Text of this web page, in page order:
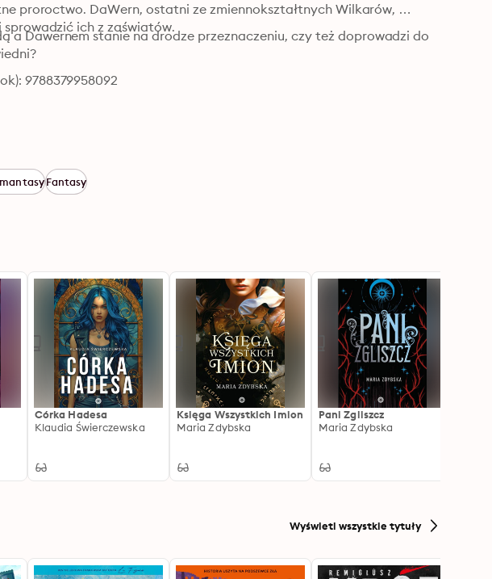
proroctwo. DaWern, ostatni ze zmiennokształtnych Wilkarów,
ich z zaświatów.
a Dawernem stanie na drodze przeznaczeniu, czy też doprowadzi do
9788379958092
Fantasy
Córka Hadesa
Klaudia Świerczewska
Księga Wszystkich Imion
Maria Zdybska
Pani Zgliszcz
Maria Zdybska
Wyświetl wszystkie tytuły